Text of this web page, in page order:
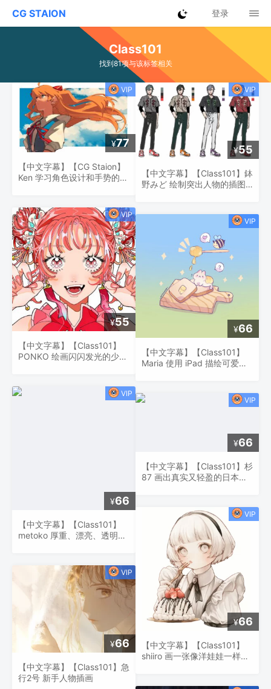
CG STAION 登录
Class101
找到81项与该标签相关
¥77
【中文字幕】【CG Staion】
Ken 学习角色设计和手势的无
¥55
【中文字幕】【Class101】
PONKO 绘画闪闪发光的少女
¥66
【中文字幕】【Class101】
metoko 厚重、漂亮、透明的
¥66
【中文字幕】【Class101】急
行2号 新手人物插画
¥55
【中文字幕】【Class101】鉢
野みど 绘制突出人物的插图
¥66
【中文字幕】【Class101】
Maria 使用 iPad 描绘可爱、
¥66
【中文字幕】【Class101】杉
87 画出真实又轻盈的日本场
¥66
【中文字幕】【Class101】
shiiro 画一张像洋娃娃一样可